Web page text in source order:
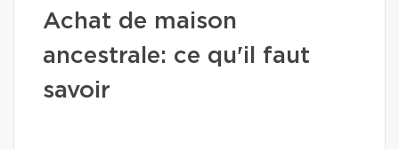
Achat de maison
ancestrale: ce qu'il faut
savoir